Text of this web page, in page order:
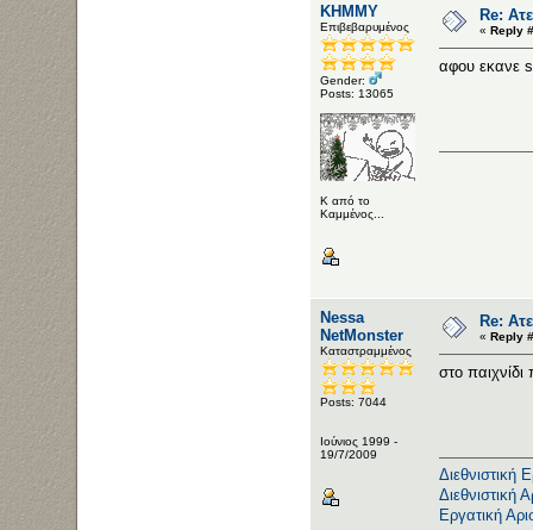
ΚΗΜΜΥ
Επιβεβαρυμένος
Gender:
Posts: 13065
Κ από το
Καμμένος...
Re:
« Reply
αφου εκανε
Nessa
NetMonster
Καταστραμμένος
Posts: 7044
Ιούνιος 1999 -
19/7/2009
Re:
« Reply
στο παιχνίδι
Διεθνιστική
Διεθνιστική
Εργατική